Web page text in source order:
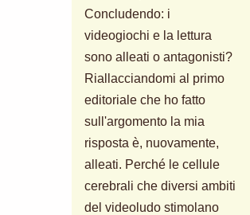
Concludendo: i
videogiochi e la lettura
sono alleati o antagonisti?
Riallacciandomi al primo
editoriale che ho fatto
sull'argomento la mia
risposta è, nuovamente,
alleati. Perché le cellule
cerebrali che diversi ambiti
del videoludo stimolano